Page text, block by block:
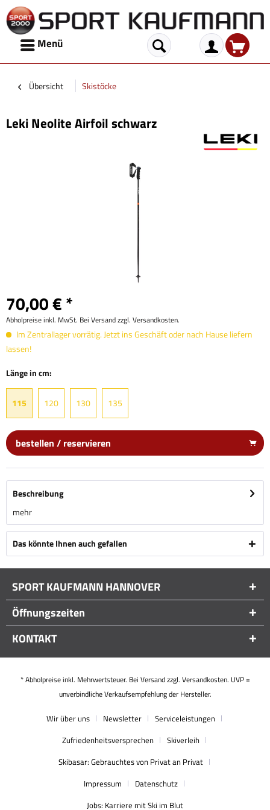
Menü
Übersicht Skistöcke
Leki Neolite Airfoil schwarz
70,00 € *
Abholpreise inkl. MwSt. Bei Versand zzgl. Versandkosten.
Im Zentrallager vorrätig. Jetzt ins Geschäft oder nach Hause liefern
lassen!
Länge in cm:
115 120 130 135
bestellen / reservieren
Beschreibung
mehr
Das könnte Ihnen auch gefallen
SPORT KAUFMANN HANNOVER
Öffnungszeiten
KONTAKT
* Abholpreise inkl. Mehrwertsteuer. Bei Versand zzgl. Versandkosten. UVP =
unverbindliche Verkaufsempfehlung der Hersteller.
Wir über uns Newsletter
Serviceleistungen
Zufriedenheitsversprechen
Skiverleih
Skibasar: Gebrauchtes von Privat an Privat
Impressum
Datenschutz
Jobs: Karriere mit Ski im Blut